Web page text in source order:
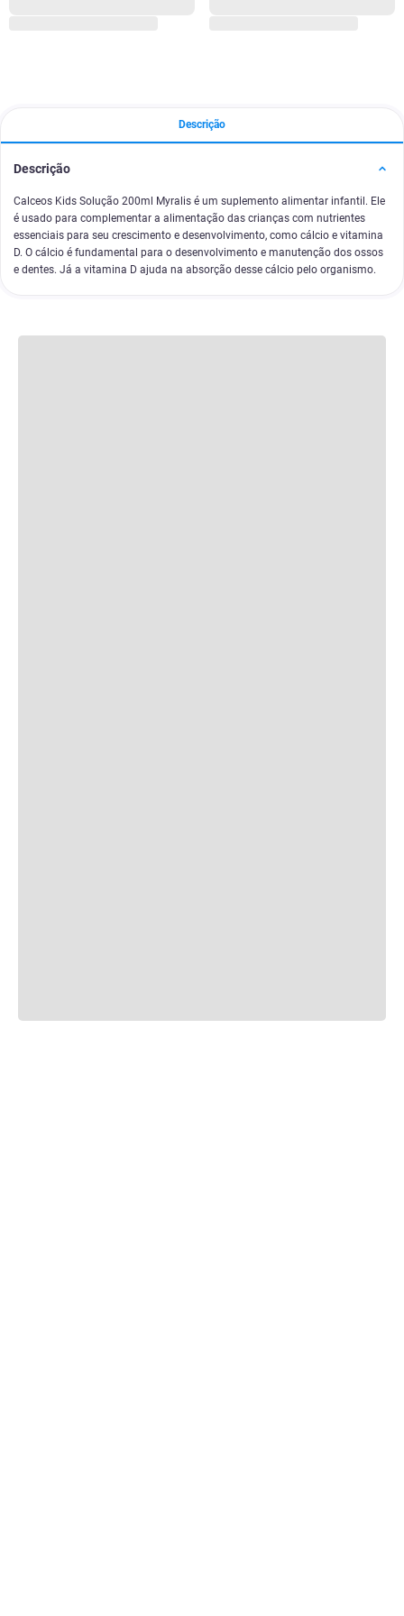
Descrição
Descrição
Calceos Kids Solução 200ml Myralis é um suplemento alimentar infantil. Ele
é usado para complementar a alimentação das crianças com nutrientes
essenciais para seu crescimento e desenvolvimento, como cálcio e vitamina
D. O cálcio é fundamental para o desenvolvimento e manutenção dos ossos
e dentes. Já a vitamina D ajuda na absorção desse cálcio pelo organismo.